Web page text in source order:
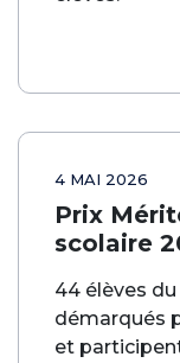
4 MAI 2026
Prix
scolaire
44 élèves
démarqués
et